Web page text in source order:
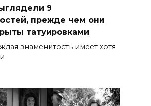
9
прежде чем они
татуировками
знаменитость имеет хотя